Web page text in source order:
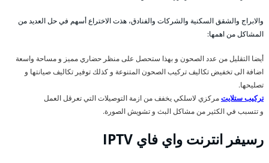
والابراج والشقق السكنية والشركات والفنادق، هذت الاختراع أسهم في حل العديد من
المشاكل من اهمها:
أيضا التقليل من عدد الصحون و بهذا ستحصل على منظر حضاري مميز و مساحة واسعة
اضافة الى تخفيض تكاليف تركيب الصحون المتنوعة و كذلك توفير تكاليف صيانتها و
تصليحها.
تركيب ستلايتمركزي لاسلكي يخفف من ازمة التوصيلات التي تعرقل العمل
و تتسبب في الكثير من مشاكل البث و تشويش الصورة.
رسيفر انترنت واي فاي IPTV